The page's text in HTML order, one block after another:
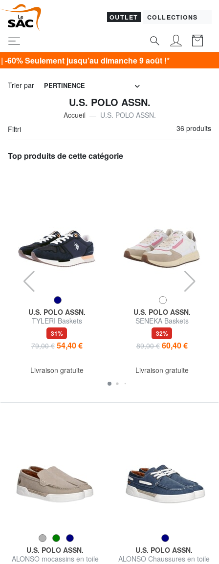
OUTLET COLLECTIONS
dimanche 9 août !*
Trier par PERTINENCE
U.S. POLO ASSN.
Accueil
U.S. POLO ASSN.
Filtri
36 produits
Top produits de cette catégorie
U.S. POLO ASSN.
TYLERI Baskets
31%
79,00 € 54,40 €
Livraison gratuite
U.S. POLO ASSN.
SENEKA Baskets
32%
89,00 € 60,40 €
Livraison gratuite
U.S. POLO ASSN.
ALONSO mocassins en toile
U.S. POLO ASSN.
ALONSO Chaussures en toile